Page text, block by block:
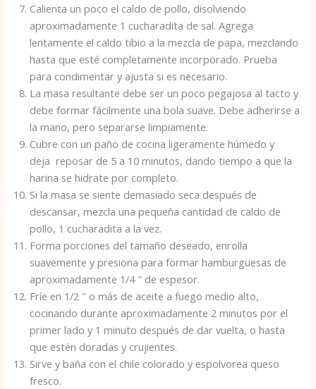
Calienta un poco el caldo de pollo, disolviendo
aproximadamente 1 cucharadita de sal. Agrega
lentamente el caldo tibio a la mezcla de papa, mezclando
hasta que esté completamente incorporado. Prueba
para condimentar y ajusta si es necesario.
La masa resultante debe ser un poco pegajosa al tacto y
debe formar fácilmente una bola suave. Debe adherirse a
la mano, pero separarse limpiamente.
Cubre con un paño de cocina ligeramente húmedo y
deja reposar de 5 a 10 minutos, dando tiempo a que la
harina se hidrate por completo.
Si la masa se siente demasiado seca después de
descansar, mezcla una pequeña cantidad de caldo de
pollo, 1 cucharadita a la vez.
Forma porciones del tamaño deseado, enrolla
suavemente y presiona para formar hamburguesas de
aproximadamente 1/4 ″ de espesor.
Fríe en 1/2 ″ o más de aceite a fuego medio alto,
cocinando durante aproximadamente 2 minutos por el
primer lado y 1 minuto después de dar vuelta, o hasta
que estén doradas y crujientes.
Sirve y baña con el chile colorado y espolvorea queso
fresco.